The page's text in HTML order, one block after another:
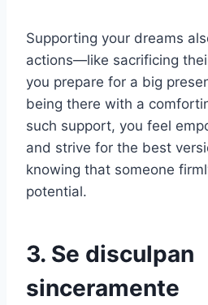
Supporting your dreams
actions—like sacrificing
you prepare for a big
being there with a
such support, you feel
and strive for the best
knowing that someone
potential.
3. Se disculpan
sinceramente